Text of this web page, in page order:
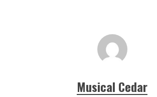
Musical Cedar